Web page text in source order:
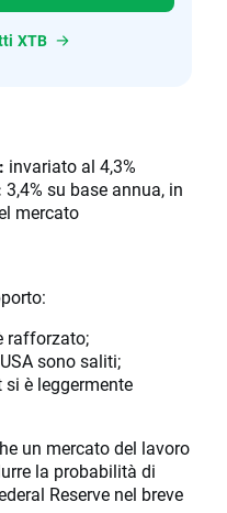
XTB
invariato al 4,3%
3,4% su base annua, in
mercato
rafforzato;
sono saliti;
è leggermente
un mercato del lavoro
la probabilità di
Reserve nel breve